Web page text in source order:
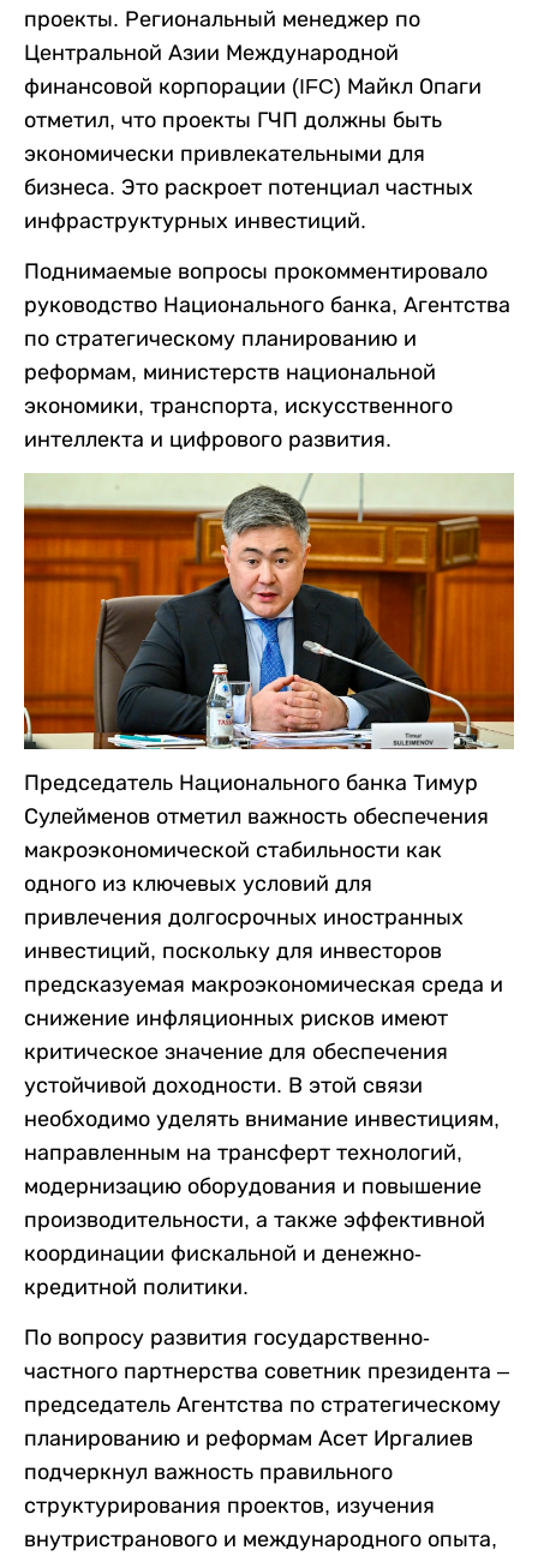
проекты. Региональный менеджер по
Центральной Азии Международной
финансовой корпорации (IFC) Майкл Опаги
отметил, что проекты ГЧП должны быть
экономически привлекательными для
бизнеса. Это раскроет потенциал частных
инфраструктурных инвестиций.
Поднимаемые вопросы прокомментировало
руководство Национального банка, Агентства
по стратегическому планированию и
реформам, министерств национальной
экономики, транспорта, искусственного
интеллекта и цифрового развития.
Председатель Национального банка Тимур
Сулейменов отметил важность обеспечения
макроэкономической стабильности как
одного из ключевых условий для
привлечения долгосрочных иностранных
инвестиций, поскольку для инвесторов
предсказуемая макроэкономическая среда и
снижение инфляционных рисков имеют
критическое значение для обеспечения
устойчивой доходности. В этой связи
необходимо уделять внимание инвестициям,
направленным на трансферт технологий,
модернизацию оборудования и повышение
производительности, а также эффективной
координации фискальной и денежно-
кредитной политики.
По вопросу развития государственно-
частного партнерства советник президента –
председатель Агентства по стратегическому
планированию и реформам Асет Иргалиев
подчеркнул важность правильного
структурирования проектов, изучения
внутристранового и международного опыта,